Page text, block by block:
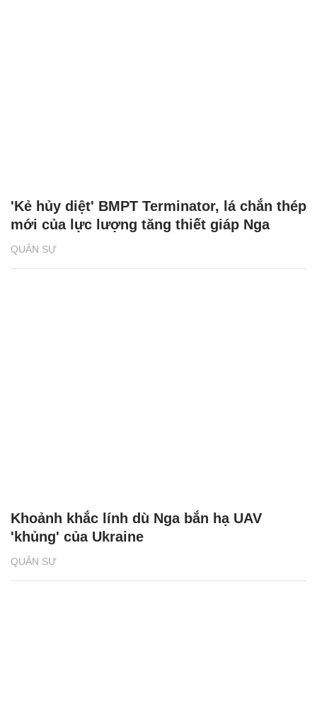
QUÂN SỰ
'Kẻ hủy diệt' BMPT Terminator, lá chắn thép
mới của lực lượng tăng thiết giáp Nga
QUÂN SỰ
Khoảnh khắc lính dù Nga bắn hạ UAV
'khủng' của Ukraine